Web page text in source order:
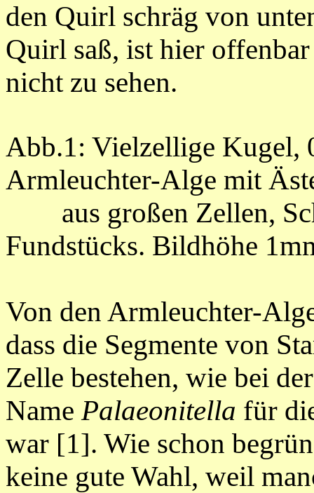
den Quirl schräg von
Quirl saß, ist hier
nicht zu sehen.
Abb.1: Vielzellige Kugel,
Armleuchter-Alge mit
aus großen Zellen,
Fundstücks. Bildhöhe
Von den Armleuchter-
dass die Segmente von
Zelle bestehen, wie bei
NamePalaeonitella für
war [1]. Wie schon begrün
keine gute Wahl, weil